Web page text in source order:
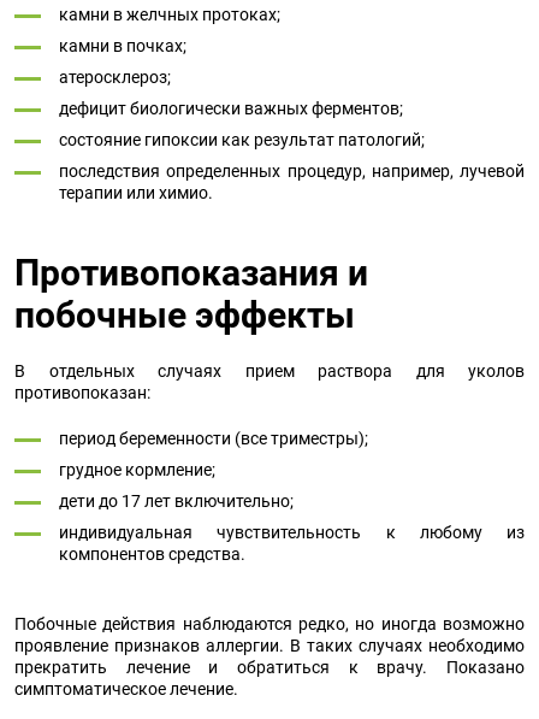
камни в желчных протоках;
камни в почках;
атеросклероз;
дефицит биологически важных ферментов;
состояние гипоксии как результат патологий;
последствия определенных процедур, например, лучевой
терапии или химио.
Противопоказания и
побочные эффекты
В отдельных случаях прием раствора для уколов
противопоказан:
период беременности (все триместры);
грудное кормление;
дети до 17 лет включительно;
индивидуальная чувствительность к любому из
компонентов средства.
Побочные действия наблюдаются редко, но иногда возможно
проявление признаков аллергии. В таких случаях необходимо
прекратить лечение и обратиться к врачу. Показано
симптоматическое лечение.